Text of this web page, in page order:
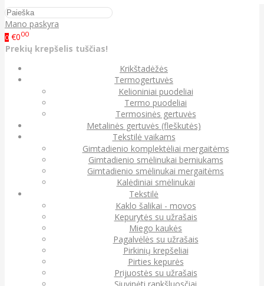
Mano paskyra
0 €000
Prekių krepšelis tuščias!
Krikštadėžės
Termogertuvės
Kelioniniai puodeliai
Termo puodeliai
Termosinės gertuvės
Metalinės gertuvės (fleškutės)
Tekstilė vaikams
Gimtadienio komplektėliai mergaitėms
Gimtadienio smėlinukai berniukams
Gimtadienio smėlinukai mergaitėms
Kalėdiniai smėlinukai
Tekstilė
Kaklo šalikai - movos
Kepurytės su užrašais
Miego kaukės
Pagalvėlės su užrašais
Pirkinių krepšeliai
Pirties kepurės
Prijuostės su užrašais
Siuvinėti rankšluosčiai